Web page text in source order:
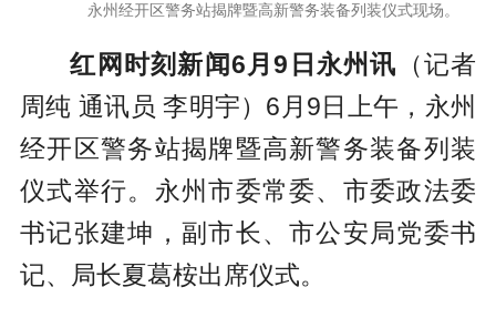
永州经开区警务站揭牌暨高新警务装备列装仪式现场。
红网时刻新闻6月9日永州讯 （记者
周纯 通讯员 李明宇）6月9日上午，永州
经开区警务站揭牌暨高新警务装备列装
仪式举行。永州市委常委、市委政法委
书记张建坤，副市长、市公安局党委书
记、局长夏葛桉出席仪式。